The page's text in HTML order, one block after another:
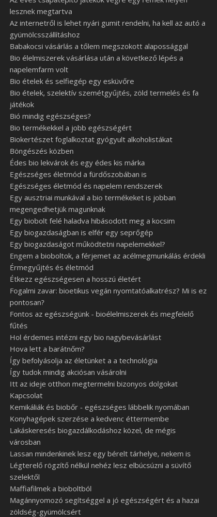
lesznek megtartva
Az internetről is lehet nyári gumit rendelni, ha kell az autó a
gyümölcsszállításhoz
Babakocsi vásárlás a tőlem megszokott alapossággal
Bio élelmiszerek vásárlása után a következő lépés a
napelemfarm volt
Bio ételek és selfiegép egy esküvőre
Bio ételek, szelektív szemétgyűjtés, zöld termelés és fa
játékok
Bió mindig egészséges?
Bio termékekkel a jobb egészségért
Biokertészet foglalkoztat gyógyult alkoholistákat
Böngészés közben
Édes bio lekvárok és egy édes kis márka
Egészséges életmód a fürdőszobában is
Egészséges életmód és napelem rendszerek
Egy ausztriai munkával a bio termékeket is jobban
megengedhetjük magunknak
Egy biobolt felé haladva hibásodott meg a kocsim
Egy biogazdaságban is elfér egy seprőgép
Egy biogazdaságot működtetni napelemekkel?
Engem a bioboltok, a férjemet az acélmegmunkálás érdekli
Érmegyűjtés és életmód
Étkezz egészségesen a hosszú életért
Fogalmi zavar: bioetikus vegán nyomtatóalkatrész? Mi is ez
pontosan?
Fontos az egészségünk - bioélelmiszerek és megfelelő
fűtés
Hol érdemes intézni egy bio nagybevásárlást
Hova lett a barátnőm?
Így befolyásolja az életünket a a technológia
Így tudok mindig akciósan vásárolni
Itt az ideje otthon megtermelni bizonyos dolgokat
Kapcsolat
Kemikáliák és biobőr - egészséges lábbelik nyomában
Konyhagépek szerzése a kedvenc éttermembe
Lakáskeresés biogazdálkodáshoz közel, de mégis
városban
Lassan mindenkinek lesz egy bérelt tárhelye, nekem is
Légterelő rögzítő nélkül nehéz lesz elbúcsúzni a süvítő
szelektől
Maffiafilmek a bioboltból
Magánnyomozó segítséggel a jó egészségért és a hazai
zöldség-gyümölcsért